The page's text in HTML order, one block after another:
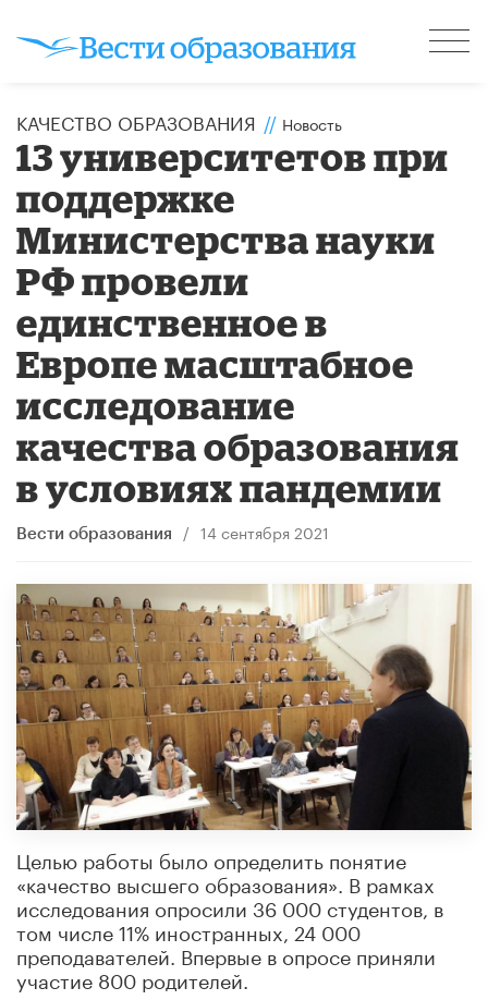
КАЧЕСТВО ОБРАЗОВАНИЯ // Новость
13 университетов при
поддержке
Министерства науки
РФ провели
единственное в
Европе масштабное
исследование
качества образования
в условиях пандемии
Вести образования / 14 сентября 2021
Целью работы было определить понятие
«качество высшего образования». В рамках
исследования опросили 36 000 студентов, в
том числе 11% иностранных, 24 000
преподавателей. Впервые в опросе приняли
участие 800 родителей.